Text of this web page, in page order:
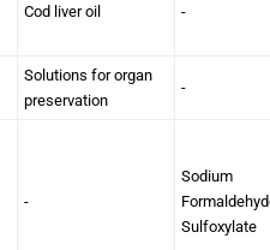
Cod liver oil -
Solutions for organ
preservation
-
-
Sodium
Sulfoxylate